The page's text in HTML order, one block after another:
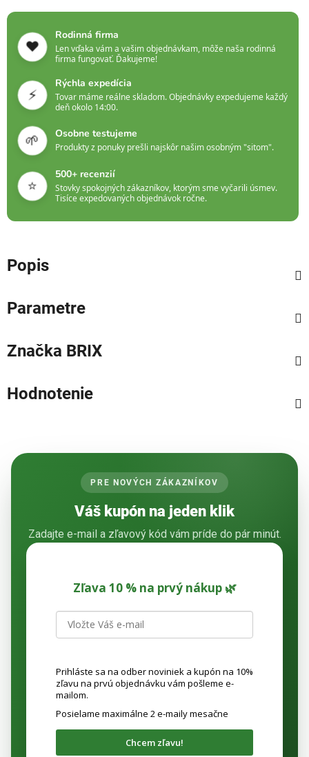
❤️
Rodinná firma
Len vďaka vám a vašim objednávkam, môže naša rodinná
firma fungovať. Ďakujeme!
⚡
Rýchla expedícia
Tovar máme reálne skladom. Objednávky expedujeme každý
deň okolo 14:00.
🌱 Osobne testujeme
Produkty z ponuky prešli najskôr našim osobným "sitom".
⭐
500+ recenzií
Stovky spokojných zákazníkov, ktorým sme vyčarili úsmev.
Tisíce expedovaných objednávok ročne.
Popis
Parametre
Značka BRIX
Hodnotenie
PRE NOVÝCH ZÁKAZNÍKOV
Váš kupón na jeden klik
Zadajte e-mail a zľavový kód vám príde do pár minút.
Zľava 10 % na prvý nákup 🌿
Prihláste sa na odber noviniek a kupón na 10%
zľavu na prvú objednávku vám pošleme e-
mailom.
Posielame maximálne 2 e-maily mesačne
Chcem zľavu!